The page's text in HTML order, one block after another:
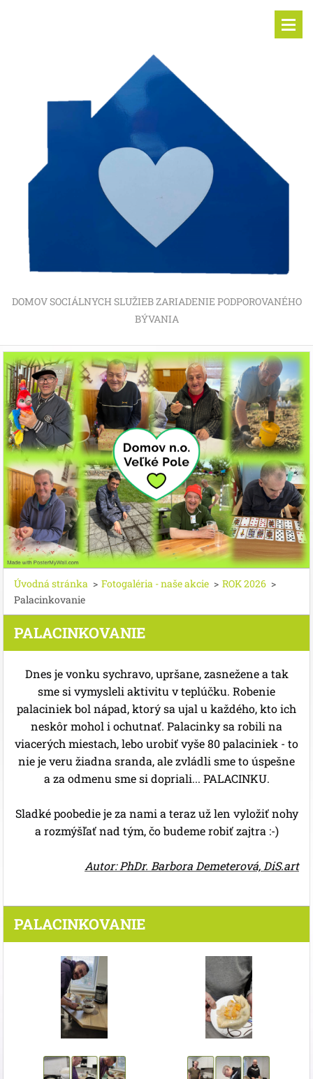
DOMOV SOCIÁLNYCH SLUŽIEB ZARIADENIE PODPOROVANÉHO
BÝVANIA
Úvodná stránka > Fotogaléria - naše akcie > ROK 2026 >
Palacinkovanie
PALACINKOVANIE
Dnes je vonku sychravo, upršane, zasnežene a tak
sme si vymysleli aktivitu v teplúčku. Robenie
palaciniek bol nápad, ktorý sa ujal u každého, kto ich
neskôr mohol i ochutnať. Palacinky sa robili na
viacerých miestach, lebo urobiť vyše 80 palaciniek - to
nie je veru žiadna sranda,ale zvládli sme to úspešne
a za odmenu sme si dopriali... PALACINKU.
Sladké poobedie je za nami a teraz už len vyložiť nohy
a rozmýšľať nad tým, čo budeme robiť zajtra :-)
Autor: PhDr. Barbora Demeterová, DiS.art
PALACINKOVANIE